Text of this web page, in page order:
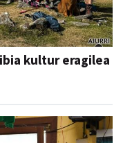
kultur eragilea